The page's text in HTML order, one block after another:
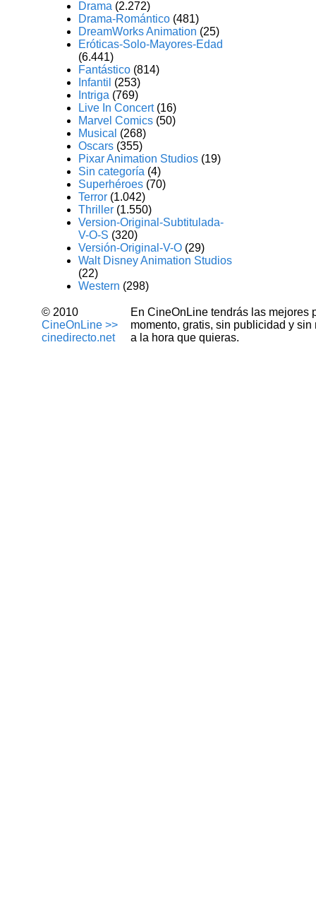
Drama (2.272)
Drama-Romántico (481)
DreamWorks Animation (25)
Eróticas-Solo-Mayores-Edad
(6.441)
Fantástico (814)
Infantil (253)
Intriga (769)
Live In Concert(16)
Marvel Comics (50)
Musical (268)
Oscars (355)
Pixar Animation Studios (19)
Sin categoría (4)
Superhéroes (70)
Terror (1.042)
Thriller (1.550)
Version-Original-Subtitulada-
V-O-S (320)
Versión-Original-V-O (29)
Walt Disney Animation Studios
(22)
Western (298)
© 2010
CineOnLine >>
cinedirecto.net
En CineOnLine tendrás las mejores
momento, gratis, sin publicidad y
a la hora que quieras.